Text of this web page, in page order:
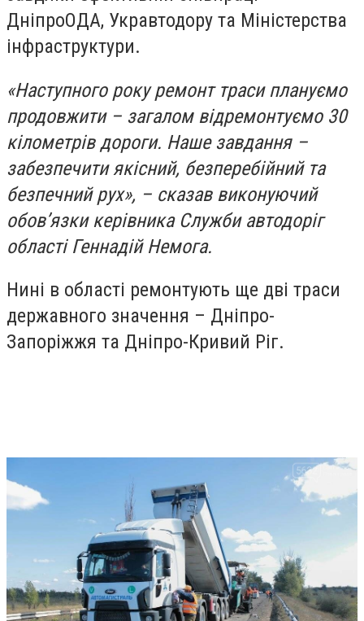
ДніпроОДА, Укравтодору та Міністерства
інфраструктури.
«Наступного року ремонт траси плануємо
продовжити – загалом відремонтуємо 30
кілометрів дороги. Наше завдання –
забезпечити якісний, безперебійний та
безпечний рух», – сказав виконуючий
обов’язки керівника Служби автодоріг
області Геннадій Немога.
Нині в області ремонтують ще дві траси
державного значення – Дніпро-
Запоріжжя та Дніпро-Кривий Ріг.